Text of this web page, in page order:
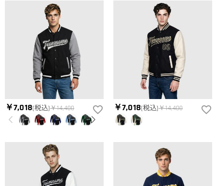
によって、お届け日数が異なります。詳細は配送について
でご確認ください。.
生致します。詳細は キャンセル/返品についてまでご確認くだ
￥7,018(税込)￥14,400 ￥7,018(税込)￥14,400